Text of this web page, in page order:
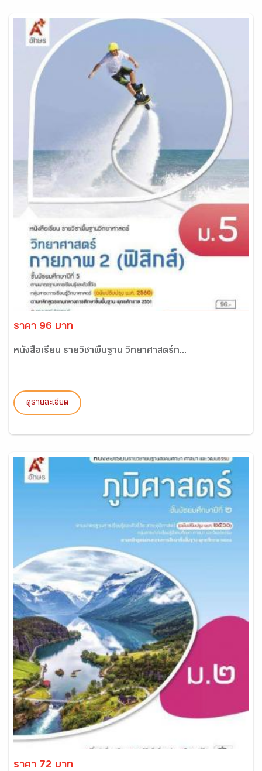
ราคา 96 บาท
หนังสือเรียน รายวิชาพื้นฐาน วิทยาศาสตร์ก...
ดูรายละเอียด
ราคา 72 บาท